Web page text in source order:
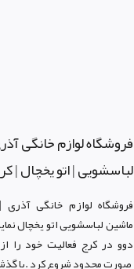
فروشگاه لوازم خانگی
لباسشویی | اتو یخچال |
فروشگاه لوازم خانگی
ماشین لباسشویی اتو یخچال
دوو در کرج فعالیت خود را
صورت محدود شروع کرد .با